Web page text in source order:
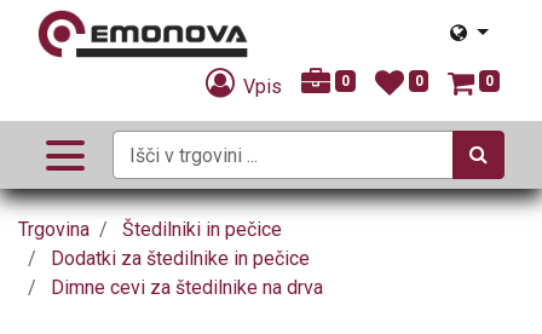
Vpis 0 0 0
Trgovina
Štedilniki in pečice
Dodatki za štedilnike in pečice
Dimne cevi za štedilnike na drva